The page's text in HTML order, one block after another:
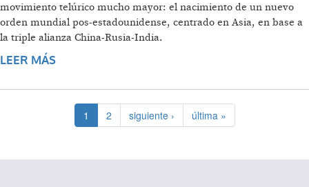
movimiento telúrico mucho mayor: el nacimiento de un nuevo
orden mundial pos-estadounidense, centrado en Asia, en base a
la triple alianza China-Rusia-India.
LEER MÁS
1 2 siguiente › última »